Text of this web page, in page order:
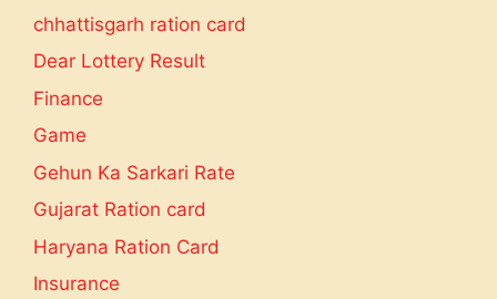
chhattisgarh ration card
Dear Lottery Result
Finance
Game
Gehun Ka Sarkari Rate
Gujarat Ration card
Haryana Ration Card
Insurance